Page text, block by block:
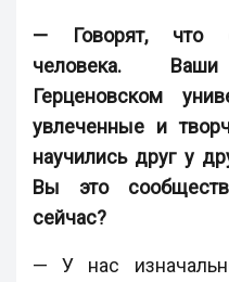
— Говорят, что
человека.
Герценовском
увлеченные и
научились друг у
Вы это
сейчас?
— У нас